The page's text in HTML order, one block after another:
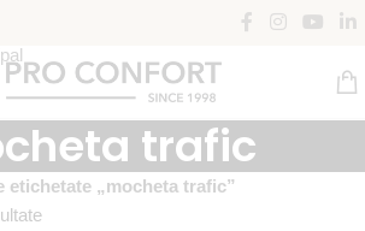
trafic
etichetate „mocheta trafic”